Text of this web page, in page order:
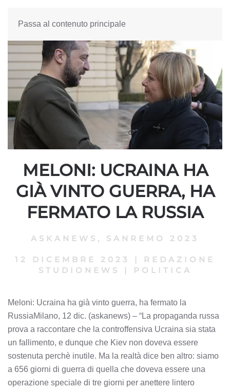
Passa al contenuto principale
MELONI: UCRAINA HA
GIÀ VINTO GUERRA, HA
FERMATO LA RUSSIA
ASKANEWS , SANREMO 2023
12 DICEMBRE 2023 |
REDAZIONE
STUDIONEWS
| POLITICA
Meloni: Ucraina ha già vinto guerra, ha fermato la
RussiaMilano, 12 dic. (askanews) – “La propaganda russa
prova a raccontare che la controffensiva Ucraina sia stata
un fallimento, e dunque che Kiev non doveva essere
sostenuta perchè inutile. Ma la realtà dice ben altro: siamo
a 656 giorni di guerra di quella che doveva essere una
operazione speciale di tre giorni per anettere lintero